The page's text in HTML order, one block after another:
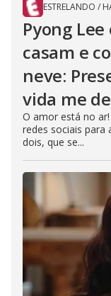
ESTRELANDO /
Pyong
casam e
neve:
vida me
O amor está no
redes sociais para
dois, que se...